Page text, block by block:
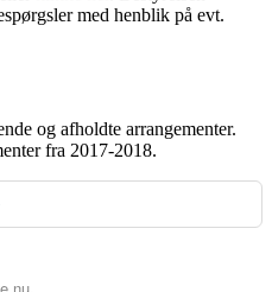
med henblik på evt.
og afholdte arrangementer.
fra 2017-2018.